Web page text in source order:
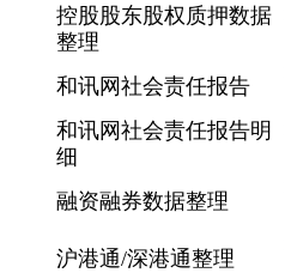
控股股东股权质押数据
整理
和讯网社会责任报告
和讯网社会责任报告明
细
融资融券数据整理
沪港通/深港通整理